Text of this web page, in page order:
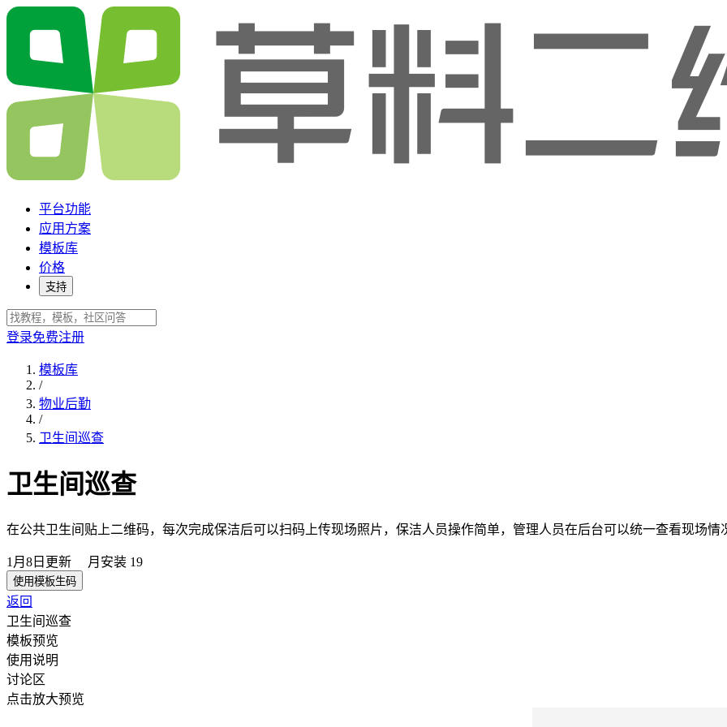
平台功能
应用方案
模板库
价格
支持
登录免费注册
模板库
/
物业后勤
/
卫生间巡查
卫生间巡查
在公共卫生间贴上二维码，每次完成保洁后可以扫码上传现场照片，保洁人员操作简单，管理人员在后台可以统一查看现场情
1月8日 更新 月安装 19
使用模板生码
返回
卫生间巡查
模板预览
使用说明
讨论区
点击放大预览